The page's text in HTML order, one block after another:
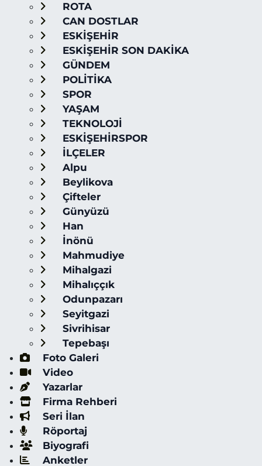
ROTA
CAN DOSTLAR
ESKİŞEHİR
ESKİŞEHİR SON DAKİKA
GÜNDEM
POLİTİKA
SPOR
YAŞAM
TEKNOLOJİ
ESKİŞEHİRSPOR
İLÇELER
Alpu
Beylikova
Çifteler
Günyüzü
Han
İnönü
Mahmudiye
Mihalgazi
Mihalıççık
Odunpazarı
Seyitgazi
Sivrihisar
Tepebaşı
Foto Galeri
Video
Yazarlar
Firma Rehberi
Seri İlan
Röportaj
Biyografi
Anketler